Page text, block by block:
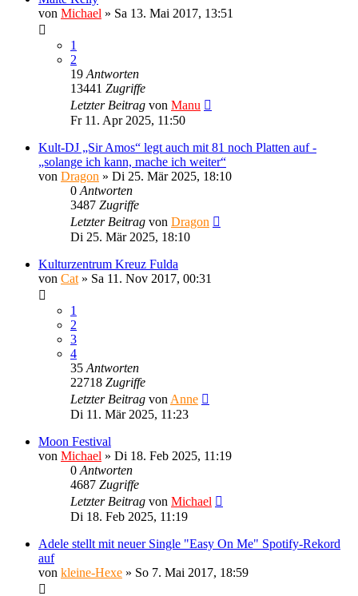
von Michael » Sa 13. Mai 2017, 13:51
1
2
19 Antworten
13441 Zugriffe
Letzter Beitrag von Manu
Fr 11. Apr 2025, 11:50
Kult-DJ „Sir Amos“ legt auch mit 81 noch Platten auf -
„solange ich kann, mache ich weiter“
von Dragon » Di 25. Mär 2025, 18:10
0 Antworten
3487 Zugriffe
Letzter Beitrag von Dragon
Di 25. Mär 2025, 18:10
Kulturzentrum Kreuz Fulda
von Cat » Sa 11. Nov 2017, 00:31
1
2
3
4
35 Antworten
22718 Zugriffe
Letzter Beitrag von Anne
Di 11. Mär 2025, 11:23
Moon Festival
von Michael » Di 18. Feb 2025, 11:19
0 Antworten
4687 Zugriffe
Letzter Beitrag von Michael
Di 18. Feb 2025, 11:19
Adele stellt mit neuer Single "Easy On Me" Spotify-Rekord
auf
von kleine-Hexe » So 7. Mai 2017, 18:59